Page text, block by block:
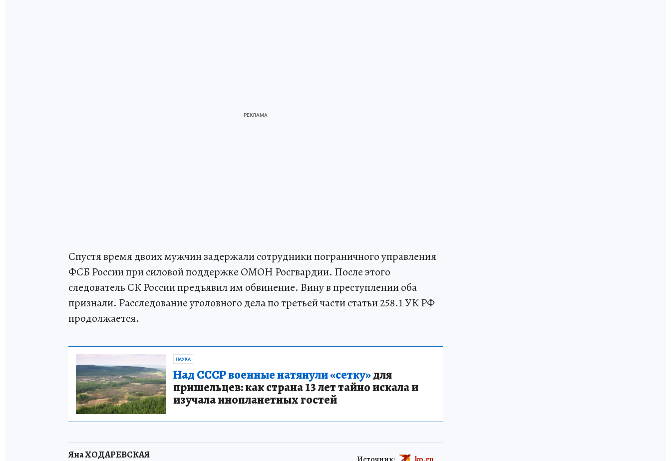
Спустя время двоих мужчин задержали сотрудники пограничного управления
ФСБ России при силовой поддержке ОМОН Росгвардии. После этого
следователь СК России предъявил им обвинение. Вину в преступлении оба
признали. Расследование уголовного дела по третьей части статьи 258.1 УК РФ
продолжается.
НАУКА
Над СССР военные натянули «сетку»для
пришельцев: как страна 13 лет тайно искала и
изучала инопланетных гостей
Яна ХОДАРЕВСКАЯ